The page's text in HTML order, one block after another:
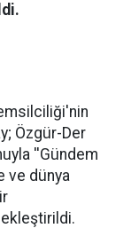
Özgür-Der
''Gündem
ve dünya